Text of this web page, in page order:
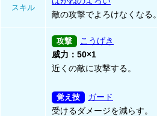
スキル
敵の攻撃でよろけなくなる。
こうげき
威力：50×1
近くの敵に攻撃する。
ガード
受けるダメージを減らす。